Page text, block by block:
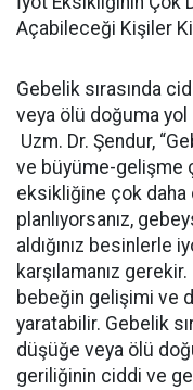
Açabileceği Kişiler
Gebelik sırasında
veya ölü doğuma
Uzm. Dr. Şendur,
ve büyüme-gelişme
eksikliğine çok daha
planlıyorsanız,
aldığınız besinlerle
karşılamanız
bebeğin gelişimi ve
yaratabilir. Gebelik
düşüğe veya ölü
geriliğinin ciddi ve